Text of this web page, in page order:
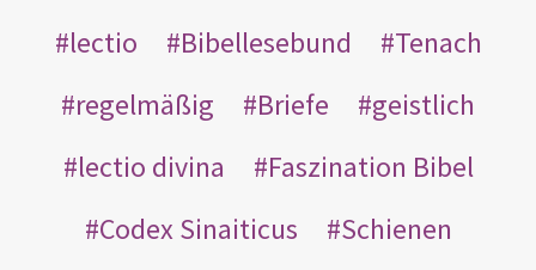
lectio
Bibellesebund
Tenach
regelmäßig
Briefe
geistlich
lectio divina
Faszination Bibel
Codex Sinaiticus
Schienen